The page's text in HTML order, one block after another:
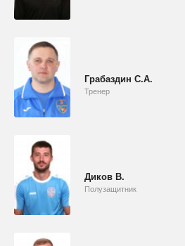
Грабаздин С.А.
Тренер
Диков В.
Полузащитник